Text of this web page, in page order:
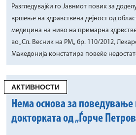
Разгледувајќи го Јавниот повик за
вршење на здравствена дејност од
медицина на ниво на примарна
во „Сл. Весник на РМ„ бр. 110/2012,
Македонија констатира повеќе
АКТИВНОСТИ
Нема основа за поведување
докторката од „Ѓорче